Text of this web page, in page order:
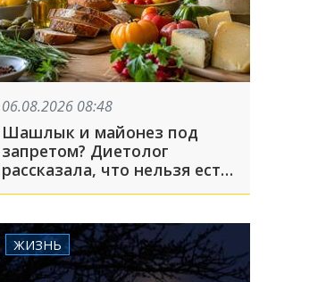
06.08.2026 08:48
Шашлык и майонез под
запретом? Диетолог
рассказала, что нельзя есть
в жару
ЖИЗНЬ